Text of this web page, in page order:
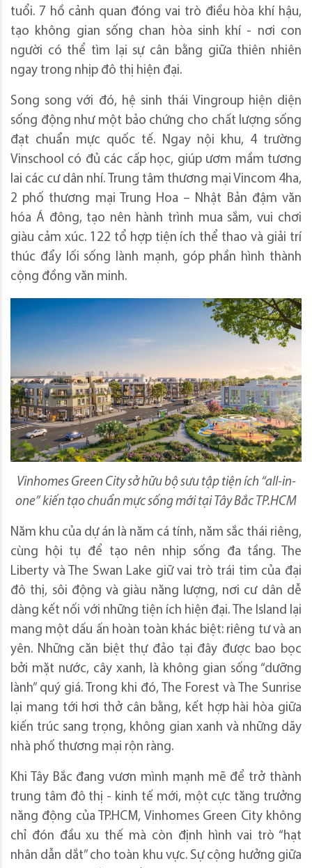
tuổi. 7 hồ cảnh quan đóng vai trò điều hòa khí hậu,
tạo không gian sống chan hòa sinh khí - nơi con
người có thể tìm lại sự cân bằng giữa thiên nhiên
ngay trong nhịp đô thị hiện đại.
Song song với đó, hệ sinh thái Vingroup hiện diện
sống động như một bảo chứng cho chất lượng sống
đạt chuẩn mực quốc tế. Ngay nội khu, 4 trường
Vinschool có đủ các cấp học, giúp ươm mầm tương
lai các cư dân nhí. Trung tâm thương mại Vincom 4ha,
2 phố thương mại Trung Hoa – Nhật Bản đậm văn
hóa Á đông, tạo nên hành trình mua sắm, vui chơi
giàu cảm xúc. 122 tổ hợp tiện ích thể thao và giải trí
thúc đẩy lối sống lành mạnh, góp phần hình thành
cộng đồng văn minh.
Vinhomes Green Citysở hữu bộ sưu tập tiện ích “all-in-
one” kiến tạo chuẩn mực sống mới tại Tây Bắc TP.HCM
Năm khu của dự án là năm cá tính, năm sắc thái riêng,
cùng hội tụ để tạo nên nhịp sống đa tầng. The
Liberty và The Swan Lake giữ vai trò trái tim của đại
đô thị, sôi động và giàu năng lượng, nơi cư dân dễ
dàng kết nối với những tiện ích hiện đại. The Island lại
mang một dấu ấn hoàn toàn khác biệt: riêng tư và an
yên. Những căn biệt thự đảo tại đây được bao bọc
bởi mặt nước, cây xanh, là không gian sống “dưỡng
lành” quý giá. Trong khi đó, The Forest và The Sunrise
lại mang tới hơi thở cân bằng, kết hợp hài hòa giữa
kiến trúc sang trọng, không gian xanh và những dãy
nhà phố thương mại rộn ràng.
Khi Tây Bắc đang vươn mình mạnh mẽ để trở thành
trung tâm đô thị - kinh tế mới, một cực tăng trưởng
năng động của TP.HCM, Vinhomes Green City không
chỉ đón đầu xu thế mà còn định hình vai trò “hạt
nhân dẫn dắt” cho toàn khu vực. Sự cộng hưởng giữa